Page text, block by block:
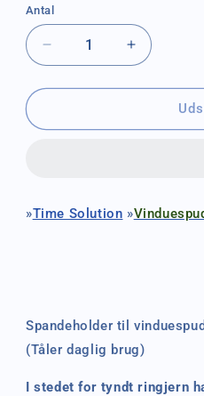
Antal
Antal
Reducer
antallet
for
Øg
antallet
for
»Time Solution »
Spandeholder til
(Tåler daglig brug)
I stedet for tyndt ringjern